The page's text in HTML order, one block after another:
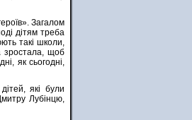
Загалом
дітям треба
такі школи,
зростала, щоб
як сьогодні,
які були
Лубінцю,